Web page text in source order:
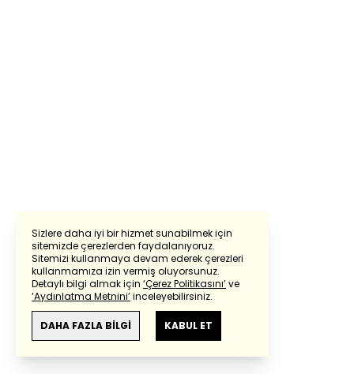
Sizlere daha iyi bir hizmet sunabilmek için
sitemizde çerezlerden faydalanıyoruz.
Sitemizi kullanmaya devam ederek çerezleri
kullanmamıza izin vermiş oluyorsunuz.
Detaylı bilgi almak için ‘Çerez Politikasını’ve
‘Aydınlatma Metnini’inceleyebilirsiniz.
DAHA FAZLA BİLGİ KABUL ET